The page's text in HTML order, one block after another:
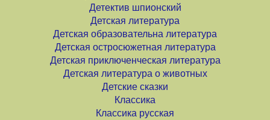
Детектив шпионский
Детская литература
Детская образовательна литература
Детская остросюжетная литература
Детская приключенческая литература
Детская литература о животных
Детские сказки
Классика
Классика русская